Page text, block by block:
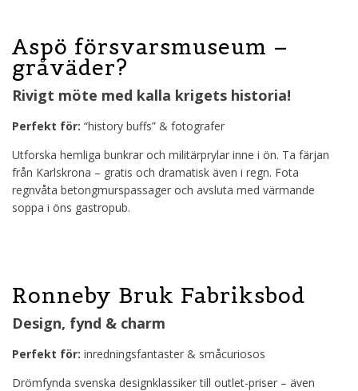
Aspö försvarsmuseum –
gråväder?
Rivigt möte med kalla krigets historia!
Perfekt för: “history buffs” & fotografer
Utforska hemliga bunkrar och militärprylar inne i ön. Ta färjan
från Karlskrona – gratis och dramatisk även i regn. Fota
regnvåta betongmurspassager och avsluta med värmande
soppa i öns gastropub.
Ronneby Bruk Fabriksbod
Design, fynd & charm
Perfekt för: inredningsfantaster & småcuriosos
Drömfynda svenska designklassiker till outlet-priser – även